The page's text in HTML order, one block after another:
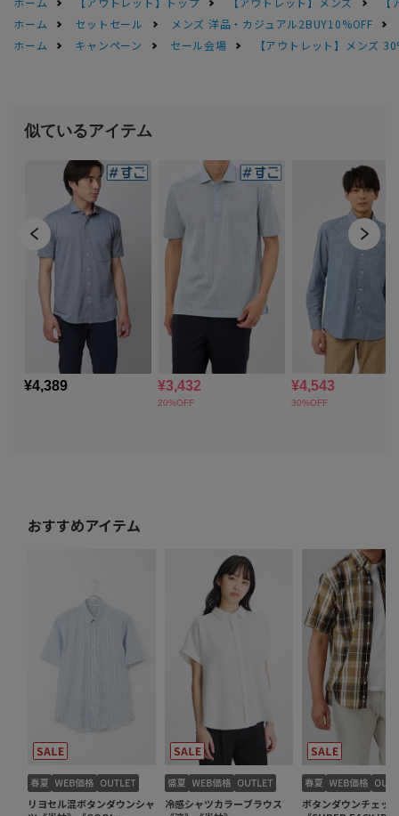
ホーム
セットセール
メンズ 洋品・カジュアル2BUY10%OFF
ホーム
キャンペーン セール会場 【アウトレット】メンズ